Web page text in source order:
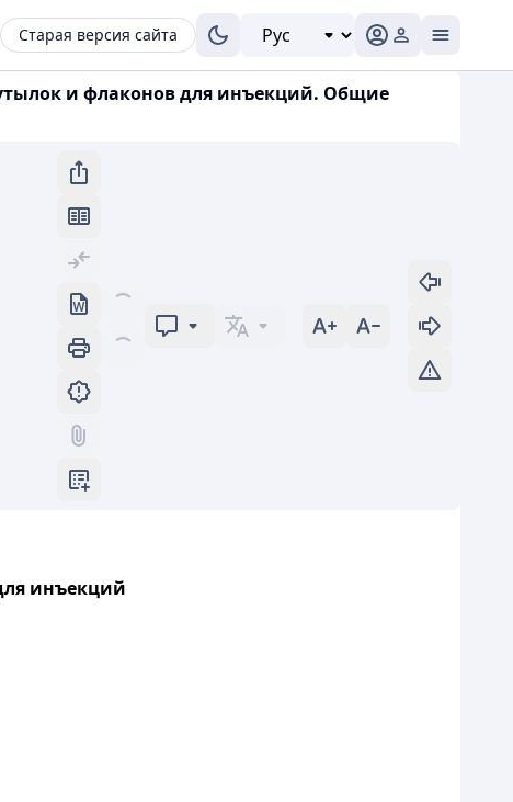
Старая версия сайта
и флаконов для инъекций. Общие
инъекций